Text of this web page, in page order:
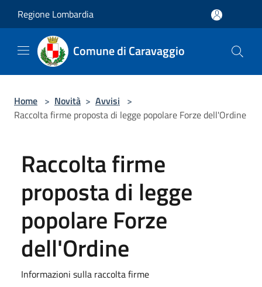
Regione Lombardia
Comune di Caravaggio
Home > Novità > Avvisi >
Raccolta firme proposta di legge popolare Forze dell'Ordine
Raccolta firme
proposta di legge
popolare Forze
dell'Ordine
Informazioni sulla raccolta firme